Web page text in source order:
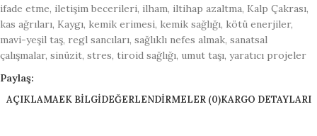
ifade etme, iletişim becerileri, ilham, iltihap azaltma, Kalp Çakrası,
kas ağrıları, Kaygı, kemik erimesi, kemik sağlığı, kötü enerjiler,
mavi-yeşil taş, regl sancıları, sağlıklı nefes almak, sanatsal
çalışmalar, sinüzit, stres, tiroid sağlığı, umut taşı, yaratıcı projeler
Paylaş:
AÇIKLAMAEK BILGIDEĞERLENDIRMELER (0)KARGO DETAYLARI